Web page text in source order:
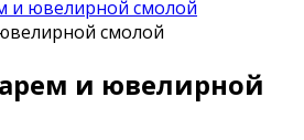
и ювелирной смолой
смолой
и ювелирной